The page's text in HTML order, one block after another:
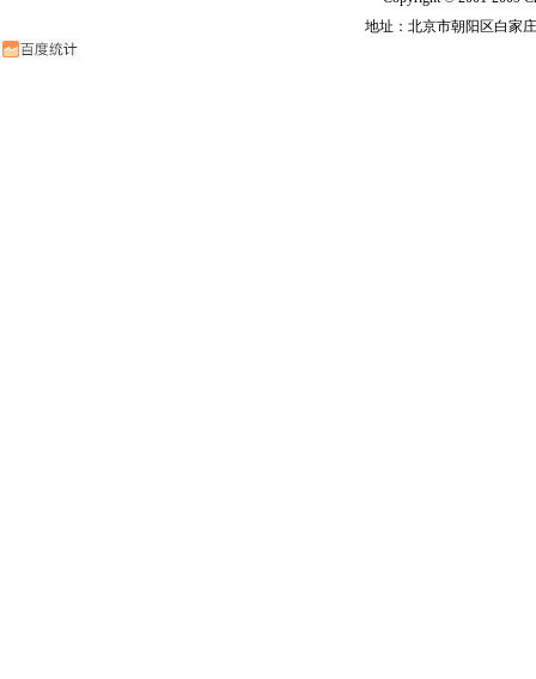
地址：北京市朝阳区白家